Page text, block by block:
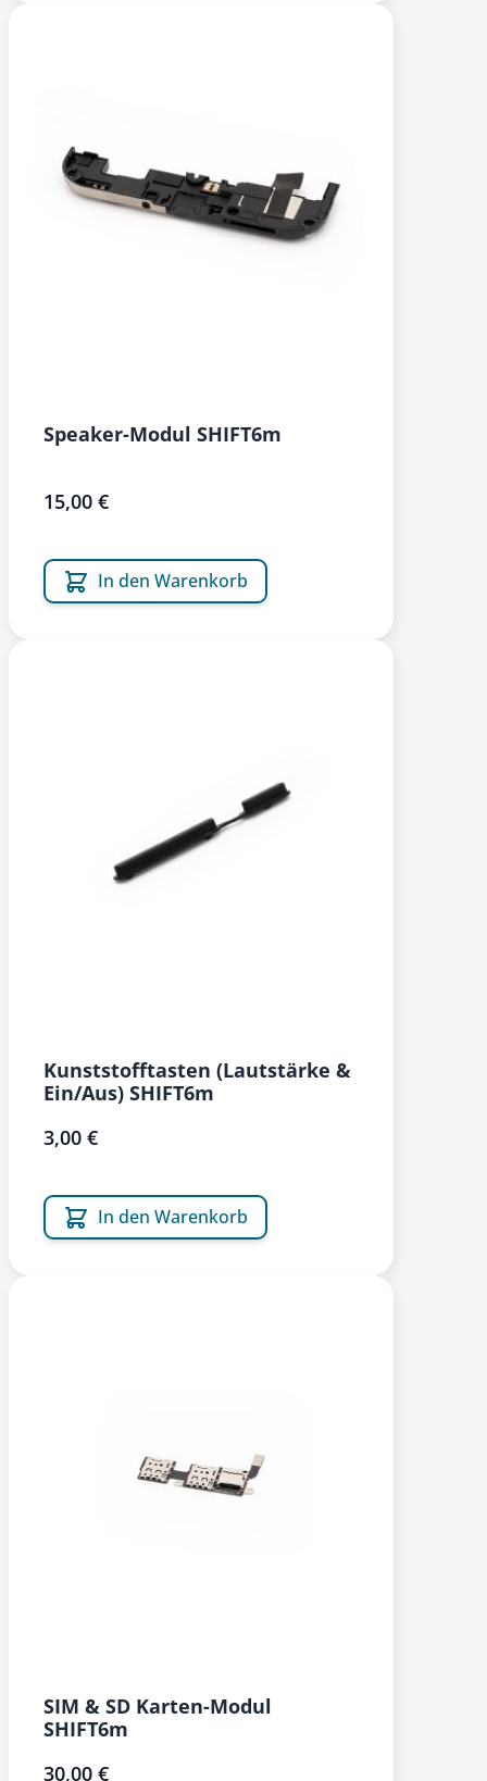
Speaker-Modul SHIFT6m
15,00 €
In den Warenkorb
Kunststofftasten (Lautstärke &
Ein/Aus) SHIFT6m
3,00 €
In den Warenkorb
SIM & SD Karten-Modul
SHIFT6m
30,00 €